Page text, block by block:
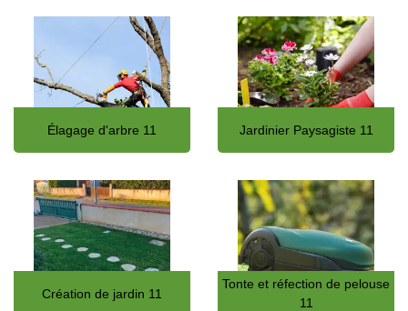
Élagage d'arbre 11 Jardinier Paysagiste 11
Création de jardin 11
Tonte et réfection de pelouse
11